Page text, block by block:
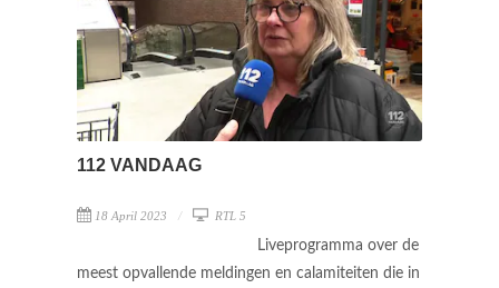
112 VANDAAG
18 April 2023 RTL 5
Liveprogramma over de
meest opvallende meldingen en calamiteiten die in